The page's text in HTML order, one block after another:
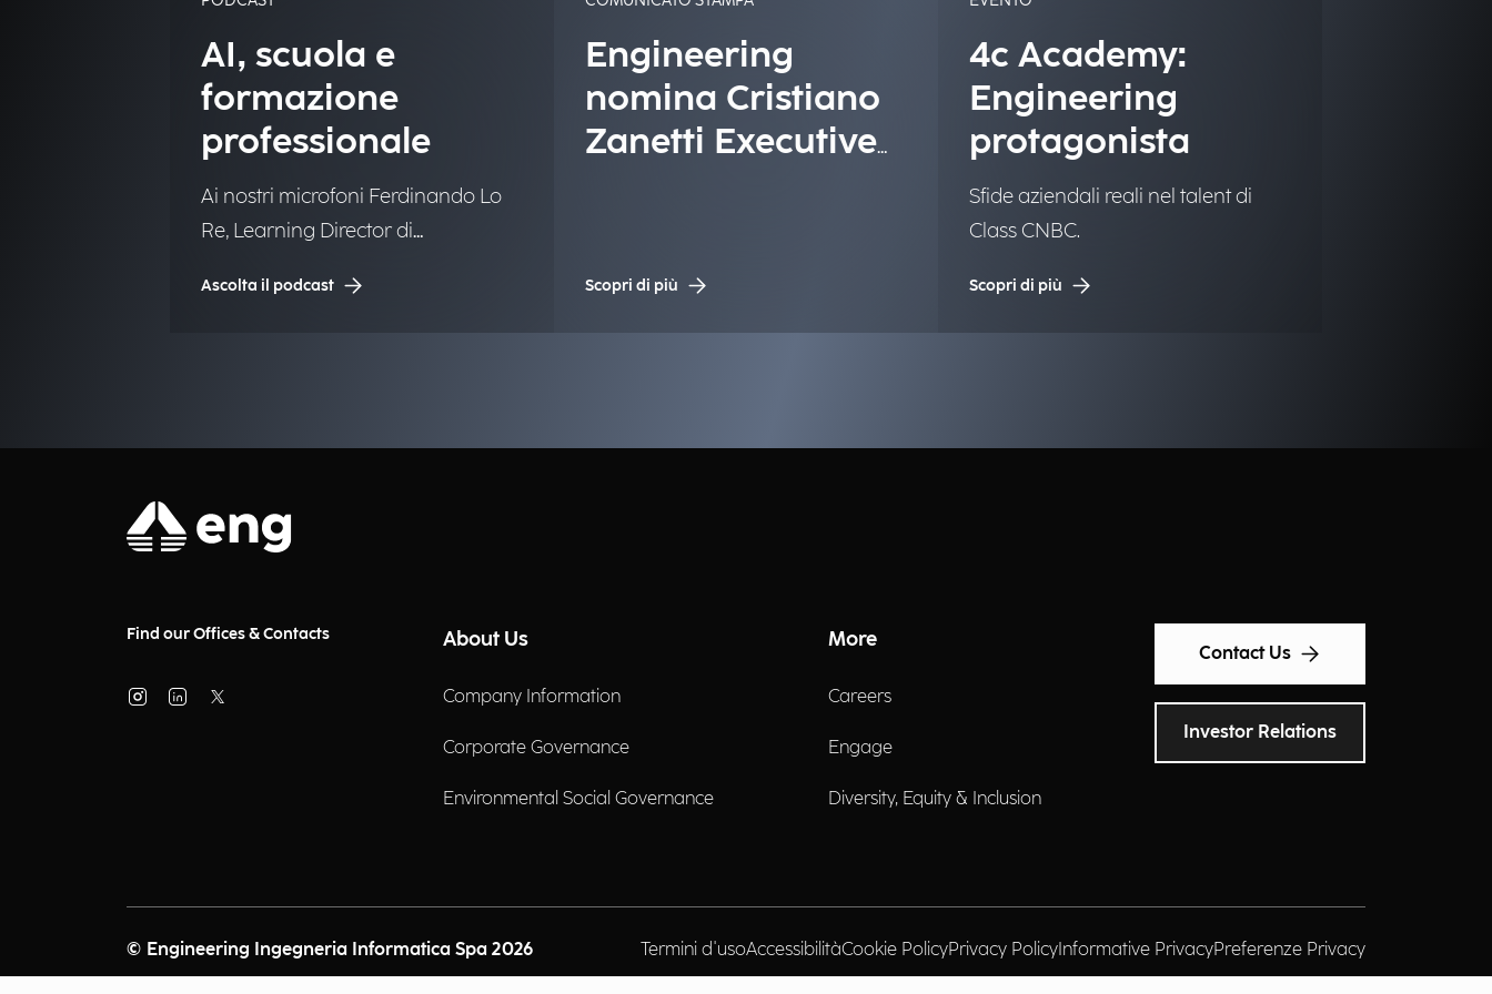
AI, scuola e
formazione
professionale
Ai nostri microfoni Ferdinando Lo
Re, Learning Director di
Ascolta il podcast
Engineering
nomina Cristiano
Zanetti Executive
Scopri di più
4c Academy:
Engineering
protagonista
Sfide aziendali reali nel talent di
Class CNBC.
Scopri di più
Find our Offices & Contacts About Us
Company Information
Corporate Governance
Environmental Social Governance
More
Careers
Engage
Diversity, Equity & Inclusion
Contact Us
Investor Relations
Termini d'usoAccessibilitàCookie PolicyPrivacy PolicyInformative PrivacyPreferenze Privacy
© Engineering Ingegneria Informatica Spa 2026